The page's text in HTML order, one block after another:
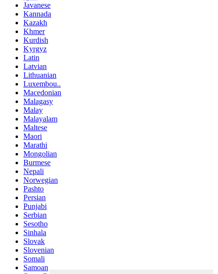
Javanese
Kannada
Kazakh
Khmer
Kurdish
Kyrgyz
Latin
Latvian
Lithuanian
Luxembou..
Macedonian
Malagasy
Malay
Malayalam
Maltese
Maori
Marathi
Mongolian
Burmese
Nepali
Norwegian
Pashto
Persian
Punjabi
Serbian
Sesotho
Sinhala
Slovak
Slovenian
Somali
Samoan